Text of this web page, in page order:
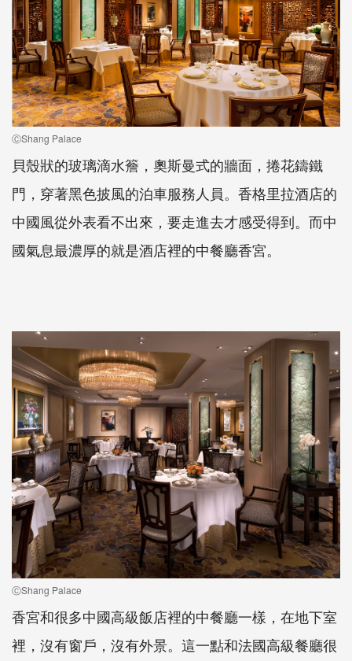
ⒸShang Palace
貝殼狀的玻璃滴水簷，奧斯曼式的牆面，捲花鑄鐵
門，穿著黑色披風的泊車服務人員。香格里拉酒店的
中國風從外表看不出來，要走進去才感受得到。而中
國氣息最濃厚的就是酒店裡的中餐廳香宮。
ⒸShang Palace
香宮和很多中國高級飯店裡的中餐廳一樣，在地下室
裡，沒有窗戶，沒有外景。這一點和法國高級餐廳很